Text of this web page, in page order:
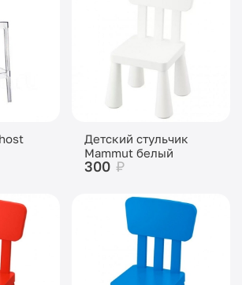
Детский стульчик
Mammut белый
300 ₽